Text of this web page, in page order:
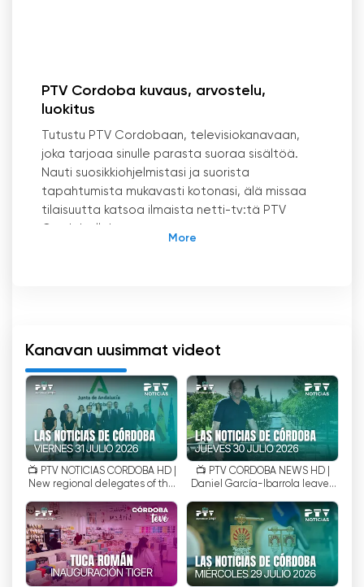
PTV Cordoba kuvaus, arvostelu,
luokitus
Tutustu PTV Cordobaan, televisiokanavaan,
joka tarjoaa sinulle parasta suoraa sisältöä.
Nauti suosikkiohjelmistasi ja suorista
tapahtumista mukavasti kotonasi, älä missaa
tilaisuutta katsoa ilmaista netti-tv:tä PTV
nykyiseen sijaintiinsa Avenida de Cádizilla, PTV
kehitystä ja tarjonnut córdobalaisille
monipuolisia ja laadukkaita ohjelmia yli kolmen
vuosikymmenen ajan.
PTV Córdoban ensimmäiset studiot Avenida de
las Olleríasilla olivat vaatimattomia mutta
innovatiivisia siihen aikaan. Niiden avulla
paikalliset televisioalan ammattilaiset
pystyivät tuottamaan ja lähettämään sisältöä,
joka kiinnitti córdobalaisen yleisön huomion.
Teknologian kehittyessä PTV Córdoba mukautui
ja kasvoi ja vakiinnutti asemansa paikallisen
Kanavan uusimmat videot
📺 PTV NOTICIAS CÓRDOBA HD |
New regional delegates of the
📺 PTV CÓRDOBA NEWS HD |
Daniel García-Ibarrola leaves
Government | ...